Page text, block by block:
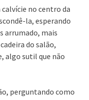
no centro da
la, esperando
arrumado, mais
do salão,
algo sutil que não
perguntando como